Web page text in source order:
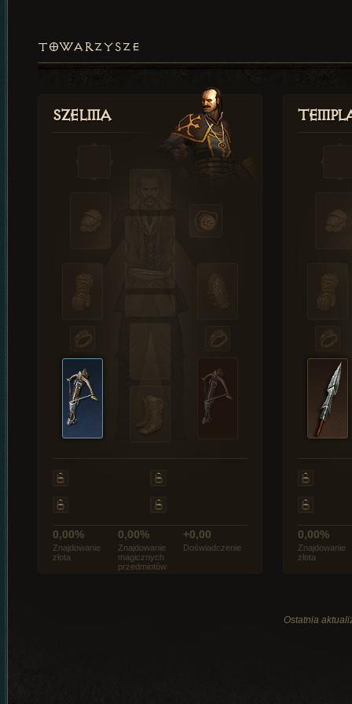
TOWARZYSZE
Szelma
0,00%
Znajdowanie
złota
0,00%
Znajdowanie
magicznych
przedmiotów
+0,00
Doświadczenie
0,00%
Znajdowanie
złota
Ostatnia